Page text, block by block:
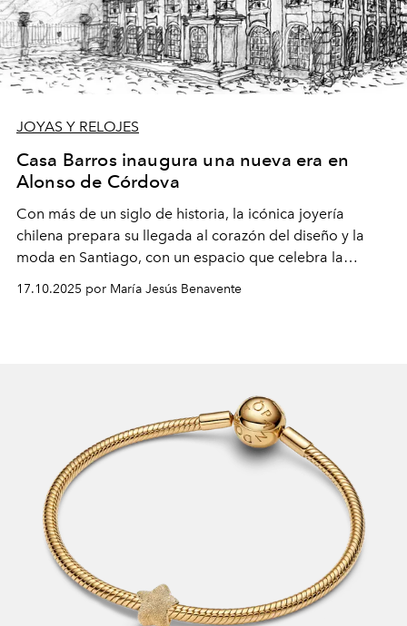
JOYAS Y RELOJES
Casa Barros inaugura una nueva era en
Alonso de Córdova
Con más de un siglo de historia, la icónica joyería
chilena prepara su llegada al corazón del diseño y la
moda en Santiago, con un espacio que celebra la
17.10.2025 por María Jesús Benavente